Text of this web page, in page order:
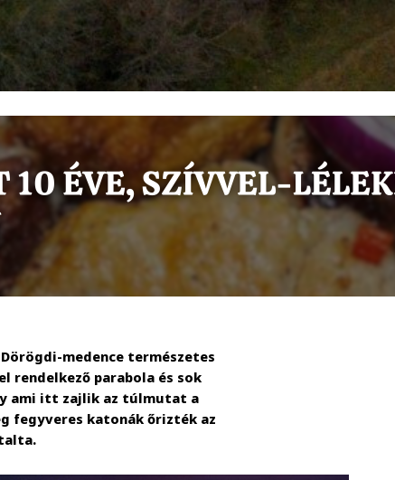
medence természetes
rendelkező parabola és sok
ami itt zajlik az túlmutat a
fegyveres katonák őrizték az